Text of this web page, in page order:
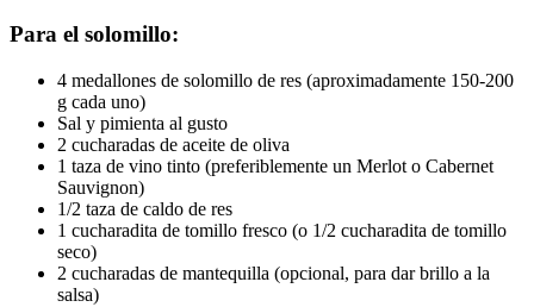
Para el solomillo:
4 medallones de solomillo de res (aproximadamente 150-200
g cada uno)
Sal y pimienta al gusto
2 cucharadas de aceite de oliva
1 taza de vino tinto (preferiblemente un Merlot o Cabernet
Sauvignon)
1/2 taza de caldo de res
1 cucharadita de tomillo fresco (o 1/2 cucharadita de tomillo
seco)
2 cucharadas de mantequilla (opcional, para dar brillo a la
salsa)